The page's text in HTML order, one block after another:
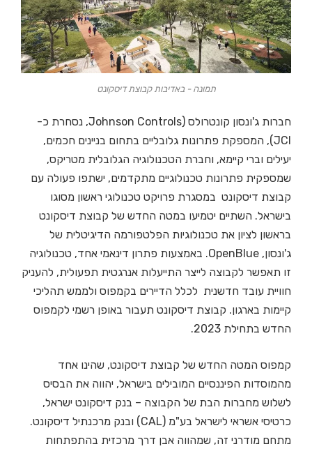
תמונה - באדיבות קבוצת דיסקונט
חברות ג'ונסון קונטרולס (Johnson Controls, נסחרת כ-
JCI), המספקת פתרונות גלובליים בתחום בניינים חכמים,
יעילים וברי קיימא, וחברת הטכנולוגיה הגלובלית מטריקס,
שמספקית פתרונות טכנולוגיים מתקדמים, ישתפו פעולה עם
קבוצת דיסקונט במסגרת פרויקט טכנולוגי ראשון מסוגו
בישראל. השתיים יטמיעו במטה החדש של קבוצת דיסקונט
בראשון לציון את טכנולוגיות הפלטפורמה הדיגיטלית של
ג'ונסון, OpenBlue. באמצעות פתרון דינאמי אחד, טכנולוגיה
זו תאפשר לקבוצה לייצר התייעלות אנרגטית תפעולית, להעניק
חוויית עובד חדשנית לכלל הדיירים בקמפוס ולממש תהליכי
קיימות בארגון. קבוצת דיסקונט תעבור באופן רשמי לקמפוס
החדש בתחילת 2023.
קמפוס המטה החדש של קבוצת דיסקונט, שהינו אחד
מהמוסדות הפיננסיים המובילים בישראל, יהווה את הבסיס
לשלוש מחברות הבת של הקבוצה – בנק דיסקונט ישראל,
כרטיסי אשראי לישראל בע"מ (CAL) ובנק מרכנתיל דיסקונט.
מתחם מודרני זה, שמהווה אבן דרך מרכזית בהתפתחות